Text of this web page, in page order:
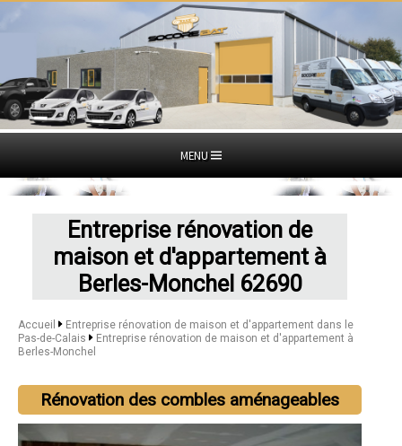
MENU
Entreprise rénovation de
maison et d'appartement à
Berles-Monchel 62690
Accueil
Entreprise rénovation de maison et d'appartement dans le
Pas-de-Calais
Entreprise rénovation de maison et d'appartement à
Berles-Monchel
Rénovation des combles aménageables